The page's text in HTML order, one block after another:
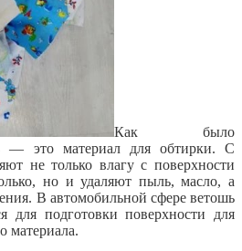
Как было
— это материал для обтирки. С
не только влагу с поверхности
но и удаляют пыль, масло, а
В автомобильной сфере ветошь
для подготовки поверхности для
материала.